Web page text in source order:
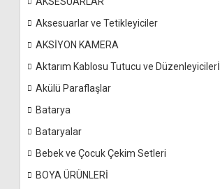
Aksesuarlar ve Tetikleyiciler
AKSİYON KAMERA
Aktarım Kablosu Tutucu ve Düzenleyicilerİ
Akülü Paraflaşlar
Batarya
Bataryalar
Bebek ve Çocuk Çekim Setleri
BOYA ÜRÜNLERİ